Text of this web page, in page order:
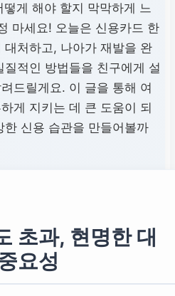
게 해야 할지 막막하게 느
마세요! 오늘은 신용카드 한
처하고, 나아가 재발을 완
적인 방법들을 친구에게 설
드릴게요. 이 글을 통해 여
게 지키는 데 큰 도움이 되
신용 습관을 만들어볼까
초과, 현명한 대
요성